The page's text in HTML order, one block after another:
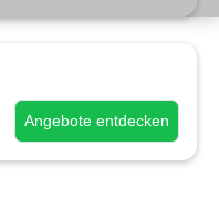
Angebote entdecken